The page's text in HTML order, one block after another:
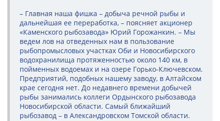
– Главная наша фишка – добыча речной рыбы и
дальнейшая ее переработка, – поясняет акционер
«Каменского рыбозавода» Юрий Горожанкин. – Мы
ведем лов на отведенных нам в пользование
рыбопромысловых участках Оби и Новосибирского
водохранилища протяженностью около 140 км, в
пойменных водоемах и на озере Горько-Ключевском.
Предприятий, подобных нашему заводу, в Алтайском
крае сегодня нет. До недавнего времени добычей
рыбы занимались коллеги Ордынского рыбозавода
Новосибирской области. Самый ближайший
рыбозавод – в Александровском Томской области.